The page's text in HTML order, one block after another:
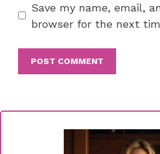
Save my name, email,
browser for the next